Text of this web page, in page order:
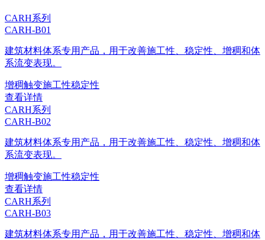
CARH系列
CARH-B01
建筑材料体系专用产品，用于改善施工性、稳定性、增稠和体
系流变表现。
增稠触变施工性稳定性
查看详情
CARH系列
CARH-B02
建筑材料体系专用产品，用于改善施工性、稳定性、增稠和体
系流变表现。
增稠触变施工性稳定性
查看详情
CARH系列
CARH-B03
建筑材料体系专用产品，用于改善施工性、稳定性、增稠和体